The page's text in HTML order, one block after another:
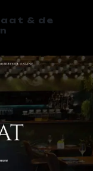
& de